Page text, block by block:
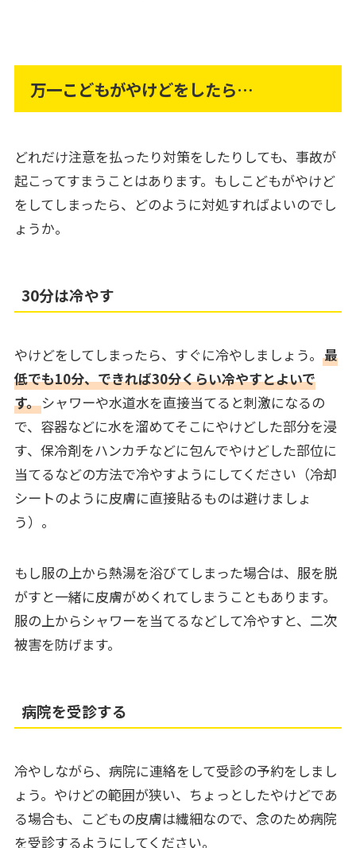
万一こどもがやけどをしたら…
どれだけ注意を払ったり対策をしたりしても、事故が
起こってすまうことはあります。もしこどもがやけど
をしてしまったら、どのように対処すればよいのでし
ょうか。
30分は冷やす
やけどをしてしまったら、すぐに冷やしましょう。 最
低でも10分、できれば30分くらい冷やすとよいで
す。シャワーや水道水を直接当てると刺激になるの
で、容器などに水を溜めてそこにやけどした部分を浸
す、保冷剤をハンカチなどに包んでやけどした部位に
当てるなどの方法で冷やすようにしてください（冷却
シートのように皮膚に直接貼るものは避けましょ
う）。
もし服の上から熱湯を浴びてしまった場合は、服を脱
がすと一緒に皮膚がめくれてしまうこともあります。
服の上からシャワーを当てるなどして冷やすと、二次
被害を防げます。
病院を受診する
冷やしながら、病院に連絡をして受診の予約をしまし
ょう。やけどの範囲が狭い、ちょっとしたやけどであ
る場合も、こどもの皮膚は繊細なので、念のため病院
を受診するようにしてください。